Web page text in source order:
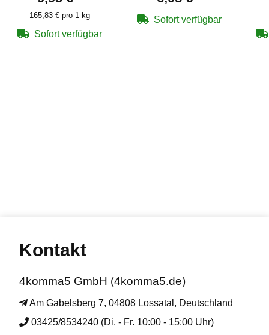
165,83 € pro 1 kg
Sofort verfügbar
Sofort verfügbar
Kontakt
4komma5 GmbH (4komma5.de)
Am Gabelsberg 7, 04808 Lossatal, Deutschland
03425/8534240 (Di. - Fr. 10:00 - 15:00 Uhr)